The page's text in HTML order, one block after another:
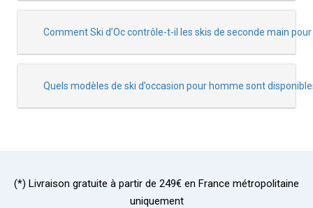
Comment Ski d’Oc contrôle-t-il les skis de seconde main
Quels modèles de ski d’occasion pour homme sont
(*) Livraison gratuite à partir de 249€ en France métropolitaine
uniquement